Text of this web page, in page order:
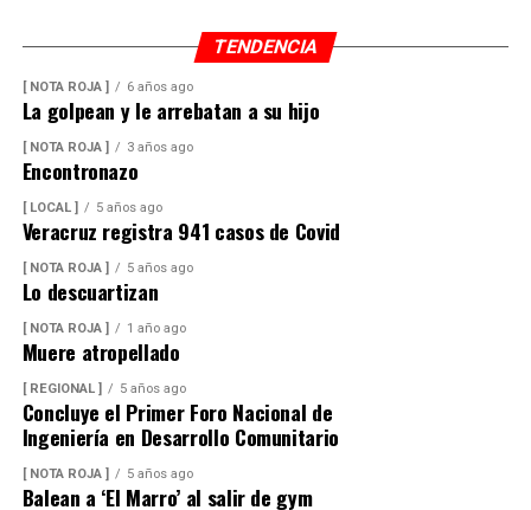
TENDENCIA
[ NOTA ROJA ] 6 años ago
La golpean y le arrebatan a su hijo
[ NOTA ROJA ] 3 años ago
Encontronazo
[ LOCAL ] 5 años ago
Veracruz registra 941 casos de Covid
[ NOTA ROJA ] 5 años ago
Lo descuartizan
[ NOTA ROJA ] 1 año ago
Muere atropellado
[ REGIONAL ] 5 años ago
Concluye el Primer Foro Nacional de
Ingeniería en Desarrollo Comunitario
[ NOTA ROJA ] 5 años ago
Balean a ‘El Marro’ al salir de gym